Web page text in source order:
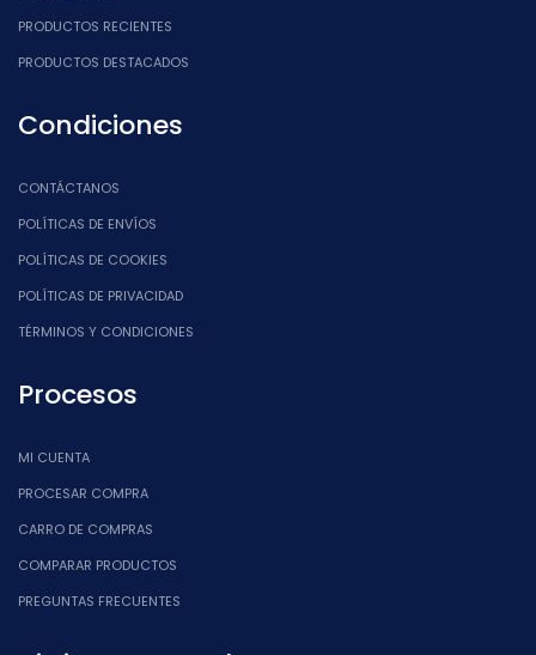
PRODUCTOS RECIENTES
PRODUCTOS DESTACADOS
Condiciones
CONTÁCTANOS
POLÍTICAS DE ENVÍOS
POLÍTICAS DE COOKIES
POLÍTICAS DE PRIVACIDAD
TÉRMINOS Y CONDICIONES
Procesos
MI CUENTA
PROCESAR COMPRA
CARRO DE COMPRAS
COMPARAR PRODUCTOS
PREGUNTAS FRECUENTES